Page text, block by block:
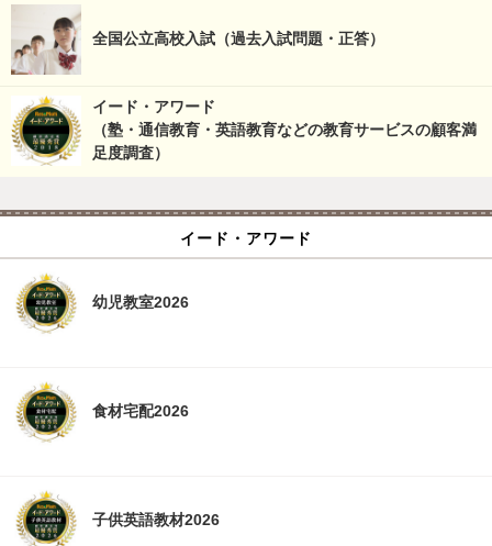
全国公立高校入試（過去入試問題・正答）
イード・アワード
（塾・通信教育・英語教育などの教育サービスの顧客満
足度調査）
イード・アワード
幼児教室2026
食材宅配2026
子供英語教材2026